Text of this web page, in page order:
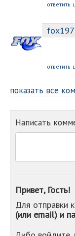
ответить
ответить
показать все
Написать
Привет, Гость!
Для отправки
(или email) и